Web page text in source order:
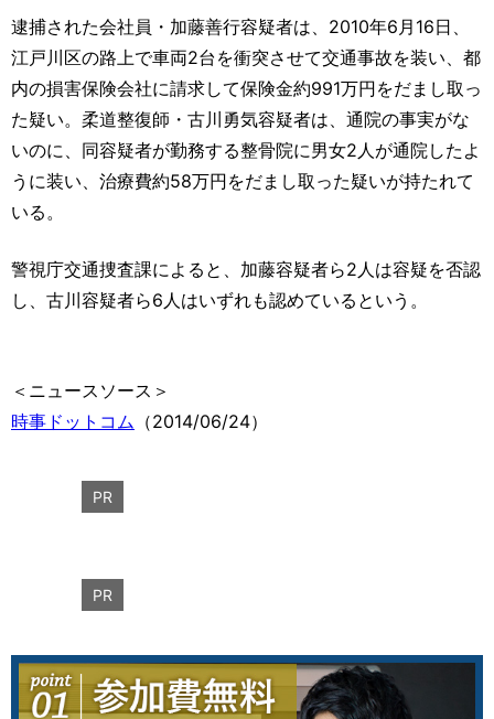
逮捕された会社員・加藤善行容疑者は、2010年6月16日、
江戸川区の路上で車両2台を衝突させて交通事故を装い、都
内の損害保険会社に請求して保険金約991万円をだまし取っ
た疑い。柔道整復師・古川勇気容疑者は、通院の事実がな
いのに、同容疑者が勤務する整骨院に男女2人が通院したよ
うに装い、治療費約58万円をだまし取った疑いが持たれて
いる。
警視庁交通捜査課によると、加藤容疑者ら2人は容疑を否認
し、古川容疑者ら6人はいずれも認めているという。
＜ニュースソース＞
時事ドットコム （2014/06/24）
PR
PR